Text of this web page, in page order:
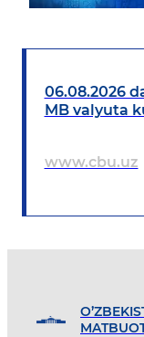
06.08.2026
MB valyuta
www.cbu.uz